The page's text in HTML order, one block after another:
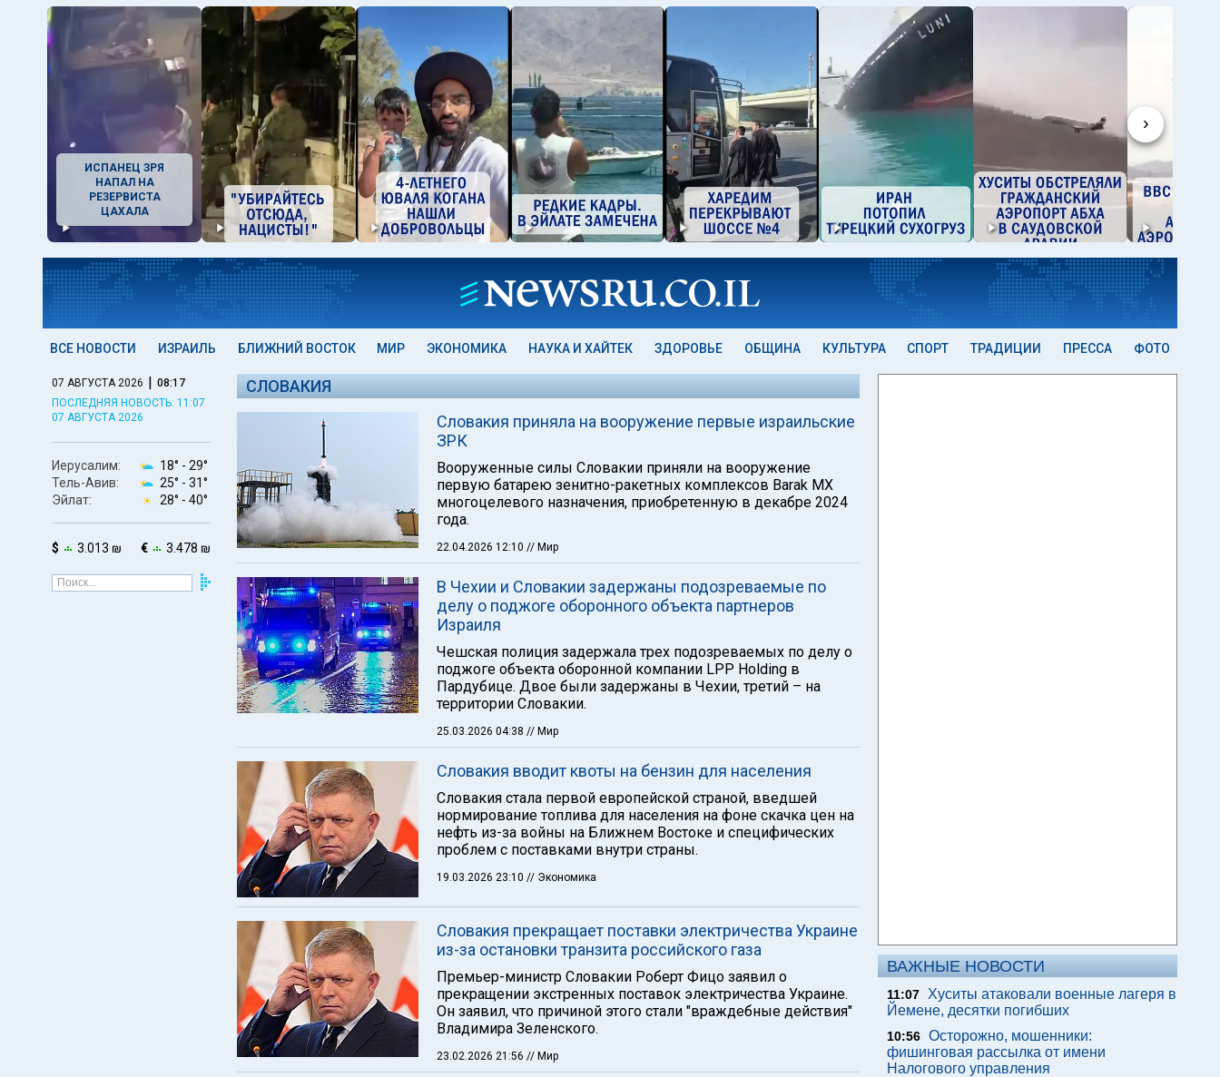
›
ИСПАНЕЦ ЗРЯ
НАПАЛ НА
РЕЗЕРВИСТА
ЦАХАЛА
ВСЕ НОВОСТИ ИЗРАИЛЬ БЛИЖНИЙ ВОСТОК МИР ЭКОНОМИКА НАУКА И ХАЙТЕК ЗДОРОВЬЕ ОБЩИНА КУЛЬТУРА СПОРТ ТРАДИЦИИ ПРЕССА ФОТО
07 АВГУСТА 2026 | 08:17
ПОСЛЕДНЯЯ НОВОСТЬ: 11:07
07 АВГУСТА 2026
Иерусалим: 18° - 29°
Тель-Авив:
25° - 31°
Эйлат:
28° - 40°
$ 3.013 ₪ € 3.478 ₪
СЛОВАКИЯ
Словакия приняла на вооружение первые израильские
ЗРК
Вооруженные силы Словакии приняли на вооружение
первую батарею зенитно-ракетных комплексов Barak MX
многоцелевого назначения, приобретенную в декабре 2024
года.
22.04.2026 12:10 // Мир
В Чехии и Словакии задержаны подозреваемые по
делу о поджоге оборонного объекта партнеров
Израиля
Чешская полиция задержала трех подозреваемых по делу о
поджоге объекта оборонной компании LPP Holding в
Пардубице. Двое были задержаны в Чехии, третий – на
территории Словакии.
25.03.2026 04:38 // Мир
Словакия вводит квоты на бензин для населения
Словакия стала первой европейской страной, введшей
нормирование топлива для населения на фоне скачка цен на
нефть из-за войны на Ближнем Востоке и специфических
проблем с поставками внутри страны.
19.03.2026 23:10 // Экономика
Словакия прекращает поставки электричества Украине
из-за остановки транзита российского газа
Премьер-министр Словакии Роберт Фицо заявил о
прекращении экстренных поставок электричества Украине.
Он заявил, что причиной этого стали "враждебные действия"
Владимира Зеленского.
23.02.2026 21:56 // Мир
ВАЖНЫЕ НОВОСТИ
11:07
Хуситы атаковали военные лагеря в
Йемене, десятки погибших
10:56 Осторожно, мошенники:
фишинговая рассылка от имени
Налогового управления